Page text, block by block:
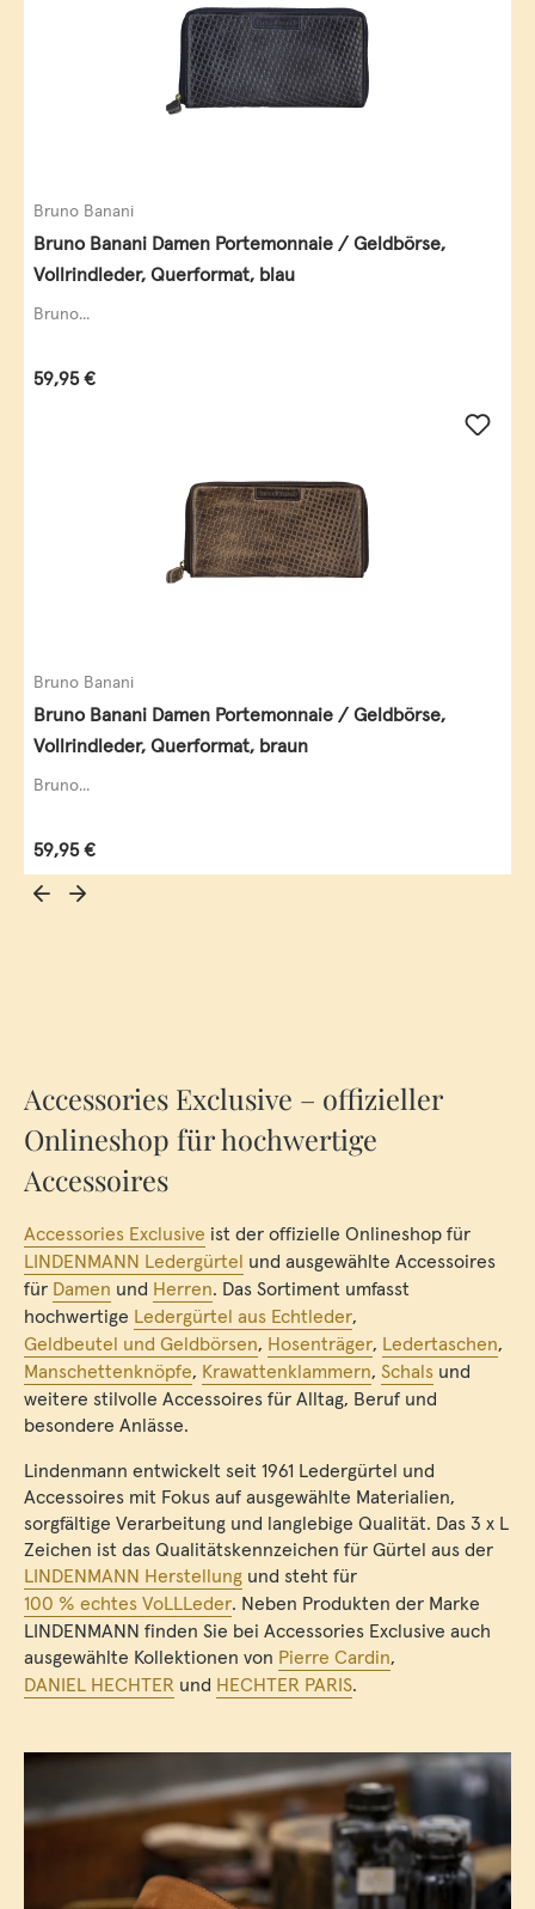
Bruno Banani
Bruno Banani Damen Portemonnaie / Geldbörse,
Vollrindleder, Querformat, blau
Bruno...
Regulärer Preis:
59,95 €
Bruno Banani
Bruno Banani Damen Portemonnaie / Geldbörse,
Vollrindleder, Querformat, braun
Bruno...
Regulärer Preis:
59,95 €
Accessories Exclusive – offizieller
Onlineshop für hochwertige
Accessoires
Accessories Exclusive ist der offizielle Onlineshop für
LINDENMANN Ledergürtel und ausgewählte Accessoires
für Damen und Herren. Das Sortiment umfasst
hochwertige Ledergürtel aus Echtleder,
Geldbeutel und Geldbörsen, Hosenträger, Ledertaschen,
Manschettenknöpfe, Krawattenklammern, Schals und
weitere stilvolle Accessoires für Alltag, Beruf und
besondere Anlässe.
Lindenmann entwickelt seit 1961 Ledergürtel und
Accessoires mit Fokus auf ausgewählte Materialien,
sorgfältige Verarbeitung und langlebige Qualität. Das 3 x L
Zeichen ist das Qualitätskennzeichen für Gürtel aus der
LINDENMANN Herstellung und steht für
100 % echtes VoLLLeder. Neben Produkten der Marke
LINDENMANN finden Sie bei Accessories Exclusive auch
ausgewählte Kollektionen von Pierre Cardin,
DANIEL HECHTER und HECHTER PARIS.